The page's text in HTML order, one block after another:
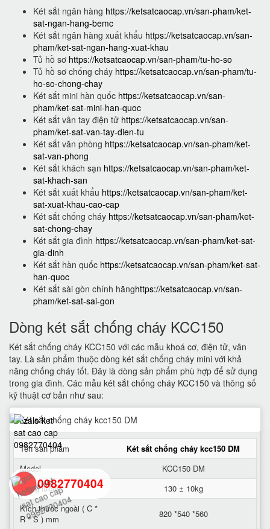
Két sắt ngân hàng https://ketsatcaocap.vn/san-pham/ket-
sat-ngan-hang-bemc
Két sắt ngân hàng xuất khẩu https://ketsatcaocap.vn/san-
pham/ket-sat-ngan-hang-xuat-khau
Tủ hồ sơ https://ketsatcaocap.vn/san-pham/tu-ho-so
Tủ hồ sơ chống cháy https://ketsatcaocap.vn/san-pham/tu-
ho-so-chong-chay
Két sắt mini hàn quốc https://ketsatcaocap.vn/san-
pham/ket-sat-mini-han-quoc
Két sắt vân tay điện tử https://ketsatcaocap.vn/san-
pham/ket-sat-van-tay-dien-tu
Két sắt văn phòng https://ketsatcaocap.vn/san-pham/ket-
sat-van-phong
Két sắt khách sạn https://ketsatcaocap.vn/san-pham/ket-
sat-khach-san
Két sắt xuất khẩu https://ketsatcaocap.vn/san-pham/ket-
sat-xuat-khau-cao-cap
Két sắt chống cháy https://ketsatcaocap.vn/san-pham/ket-
sat-chong-chay
Két sắt gia đình https://ketsatcaocap.vn/san-pham/ket-sat-
gia-dinh
Két sắt hàn quốc https://ketsatcaocap.vn/san-pham/ket-sat-
han-quoc
Két sắt sài gòn chính hãnghttps://ketsatcaocap.vn/san-
pham/ket-sat-sai-gon
Dòng két sắt chống cháy KCC150
Két sắt chống cháy KCC150 với các mẫu khoá cơ, điện tử, vân
tay. Là sản phẩm thuộc dòng két sắt chống cháy mini với khả
năng chống cháy tốt. Đây là dòng sản phẩm phù hợp để sử dụng
trong gia đình. Các mẫu két sắt chống cháy KCC150 và thông số
kỹ thuật cơ bản như sau:
Tên sản phẩm
Két sắt chống cháy kcc150 DM
Model
KCC150 DM
Trọng lượng
130 ± 10kg
Kích thước ngoài ( C *
R * S ) mm
820 *540 *560
0982770404